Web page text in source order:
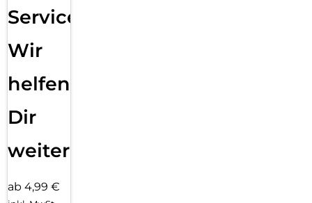
Service:
Wir
helfen
Dir
weiter
ab 4,99 €